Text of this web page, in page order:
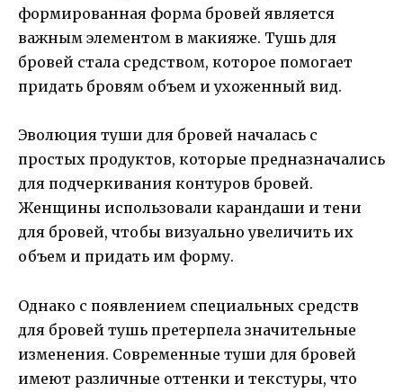
формированная форма бровей является
важным элементом в макияже. Тушь для
бровей стала средством, которое помогает
придать бровям объем и ухоженный вид.
Эволюция туши для бровей началась с
простых продуктов, которые предназначались
для подчеркивания контуров бровей.
Женщины использовали карандаши и тени
для бровей, чтобы визуально увеличить их
объем и придать им форму.
Однако с появлением специальных средств
для бровей тушь претерпела значительные
изменения. Современные туши для бровей
имеют различные оттенки и текстуры, что